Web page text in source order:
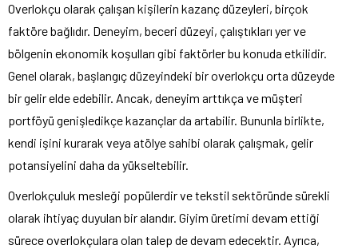
Overlokçu olarak çalışan kişilerin kazanç düzeyleri, birçok
faktöre bağlıdır. Deneyim, beceri düzeyi, çalıştıkları yer ve
bölgenin ekonomik koşulları gibi faktörler bu konuda etkilidir.
Genel olarak, başlangıç ​​düzeyindeki bir overlokçu orta düzeyde
bir gelir elde edebilir. Ancak, deneyim arttıkça ve müşteri
portföyü genişledikçe kazançlar da artabilir. Bununla birlikte,
kendi işini kurarak veya atölye sahibi olarak çalışmak, gelir
potansiyelini daha da yükseltebilir.
Overlokçuluk mesleği popülerdir ve tekstil sektöründe sürekli
olarak ihtiyaç duyulan bir alandır. Giyim üretimi devam ettiği
sürece overlokçulara olan talep de devam edecektir. Ayrıca,